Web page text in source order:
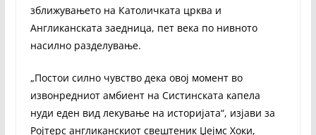
зближувањето на Католичката црква и
Англиканската заедница, пет века по нивното
насилно разделување.
„Постои силно чувство дека овој момент во
извонредниот амбиент на Систинската капела
нуди еден вид лекување на историјата“, изјави за
Ројтерс англиканскиот свештеник Џејмс Хоки,